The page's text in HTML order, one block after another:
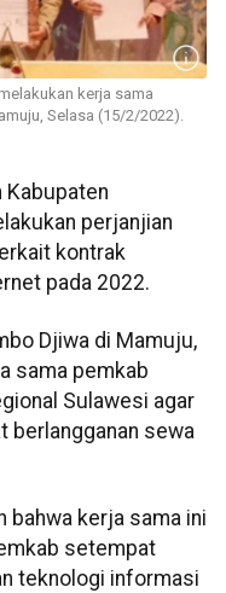
kerja sama
Selasa (15/2/2022).
Kabupaten
perjanjian
kontrak
pada 2022.
Djiwa di Mamuju,
sama pemkab
Sulawesi agar
berlangganan sewa
bahwa kerja sama ini
setempat
teknologi informasi